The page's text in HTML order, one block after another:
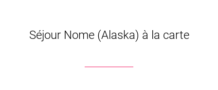
Séjour Nome (Alaska) à la carte